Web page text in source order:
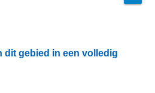
dit gebied in een volledig